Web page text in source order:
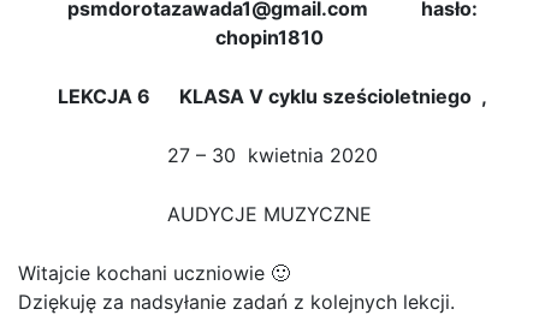
psmdorotazawada1@gmail.com hasło:
chopin1810
LEKCJA 6 KLASA V cyklu sześcioletniego ,
27 – 30 kwietnia 2020
AUDYCJE MUZYCZNE
Witajcie kochani uczniowie 🙂
Dziękuję za nadsyłanie zadań z kolejnych lekcji.